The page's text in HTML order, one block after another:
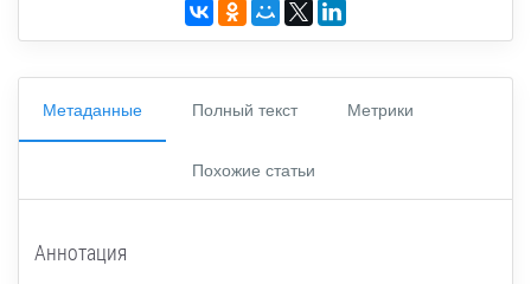
Метаданные Полный текст Метрики
Похожие статьи
Аннотация